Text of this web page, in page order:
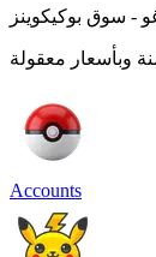
- سوق بوكيكوينز
Accounts